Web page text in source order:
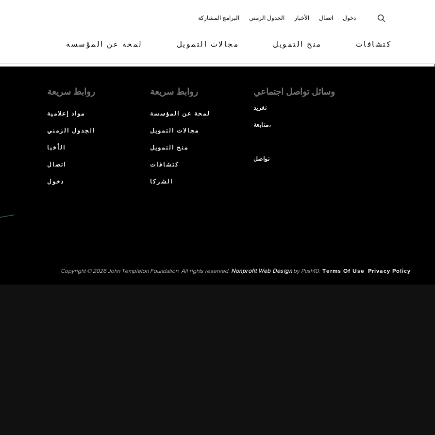
البرامج المشاركة الجدول الزمني الأخبار اتصال دخول
لمحة عن المؤسسة مجالات التمويل منح التمويل كتشافات
روابط سريعة
مواد إعلامية
الجدول الزمني
الأخبا
اتصال
دخول
روابط سريعة
لمحة عن المؤسسة
مجالات التمويل
منح التمويل
كتشافات
الشركا
وسائل تواصل اجتماعي
تغريد
متابعة،
تواصل
Copyright © 2026 John Templeton Foundation. All rights reserved. Nonprofit Web Designby Push10. Terms Of Use Privacy Policy